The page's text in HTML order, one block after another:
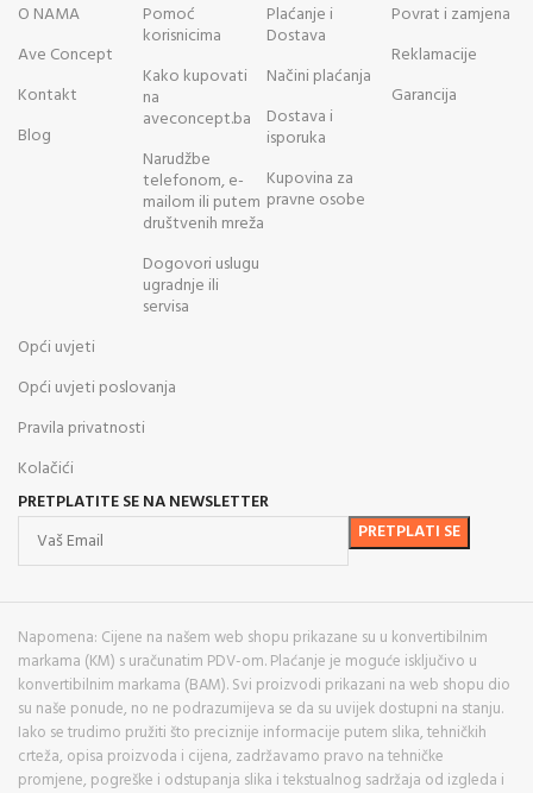
O NAMA
Ave Concept
Kontakt
Blog
Pomoć
korisnicima
Kako kupovati
na
aveconcept.ba
Narudžbe
telefonom, e-
mailom ili putem
društvenih mreža
Dogovori uslugu
ugradnje ili
servisa
Plaćanje i
Dostava
Načini plaćanja
Dostava i
isporuka
Kupovina za
pravne osobe
Povrat i zamjena
Reklamacije
Garancija
Opći uvjeti
Opći uvjeti poslovanja
Pravila privatnosti
Kolačići
PRETPLATITE SE NA NEWSLETTER
Napomena: Cijene na našem web shopu prikazane su u konvertibilnim
markama (KM) s uračunatim PDV-om. Plaćanje je moguće isključivo u
konvertibilnim markama (BAM). Svi proizvodi prikazani na web shopu dio
su naše ponude, no ne podrazumijeva se da su uvijek dostupni na stanju.
Iako se trudimo pružiti što preciznije informacije putem slika, tehničkih
crteža, opisa proizvoda i cijena, zadržavamo pravo na tehničke
promjene, pogreške i odstupanja slika i tekstualnog sadržaja od izgleda i